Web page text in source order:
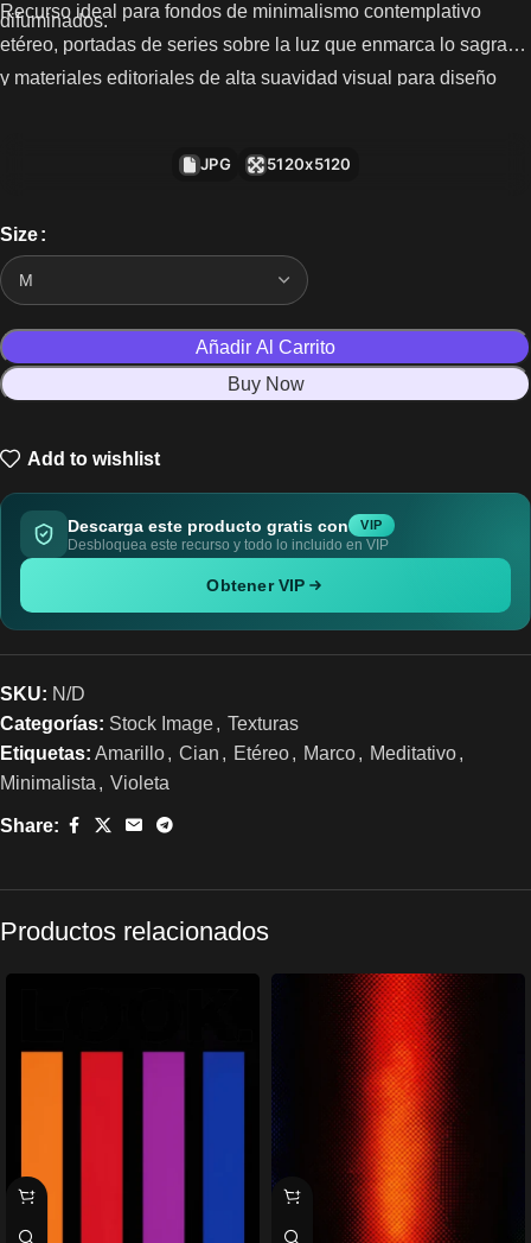
difuminados.
Recurso ideal para fondos de minimalismo contemplativo
etéreo, portadas de series sobre la luz que enmarca lo sagrado
y materiales editoriales de alta suavidad visual para diseño
JPG 5120x5120
Size
Añadir Al Carrito
Buy Now
Add to wishlist
Descarga este producto gratis con VIP
Desbloquea este recurso y todo lo incluido en VIP
Obtener VIP
SKU: N/D
Categorías: Stock Image, Texturas
Etiquetas: Amarillo, Cian , Etéreo, Marco, Meditativo,
Minimalista , Violeta
Share:
Productos relacionados